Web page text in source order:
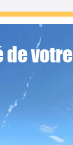
de votre